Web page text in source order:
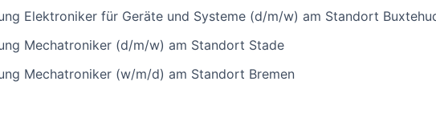
Elektroniker für Geräte und Systeme (d/m/w) am Standort
Mechatroniker (d/m/w) am Standort Stade
Mechatroniker (w/m/d) am Standort Bremen